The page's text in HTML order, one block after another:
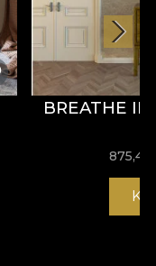
BREATHE
875,46